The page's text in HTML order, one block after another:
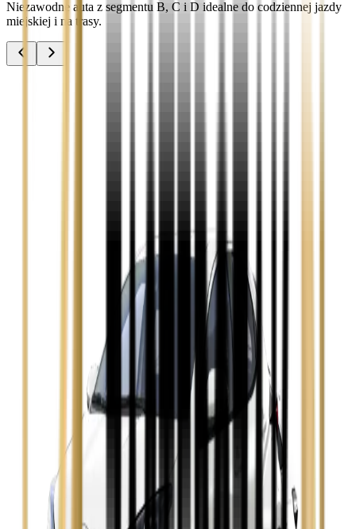
Niezawodne auta z segmentu B, C i D idealne do codziennej jazdy
miejskiej i na trasy.
Opel Insignia
Seat Leon